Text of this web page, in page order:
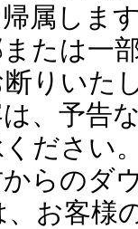
属しま
たは一
りいた
、予告
ださい
らのダ
お客様